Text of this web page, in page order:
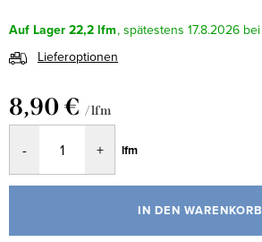
Auf Lager22,2 lfm 17.8.2026
Lieferoptionen
8,90 € / lfm
lfm
IN DEN WARENKORB